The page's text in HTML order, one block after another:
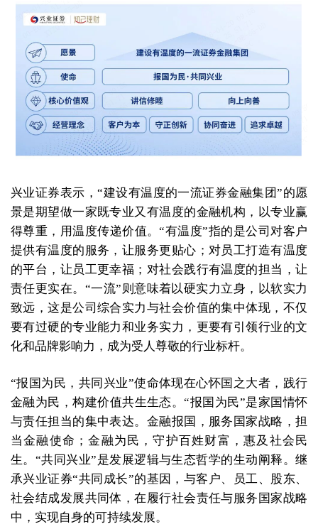
兴业证券表示，“建设有温度的一流证券金融集团”的愿
景是期望做一家既专业又有温度的金融机构，以专业赢
得尊重，用温度传递价值。“有温度”指的是公司对客户
提供有温度的服务，让服务更贴心；对员工打造有温度
的平台，让员工更幸福；对社会践行有温度的担当，让
责任更实在。“一流”则意味着以硬实力立身，以软实力
致远，这是公司综合实力与社会价值的集中体现，不仅
要有过硬的专业能力和业务实力，更要有引领行业的文
化和品牌影响力，成为受人尊敬的行业标杆。
“报国为民，共同兴业”使命体现在心怀国之大者，践行
金融为民，构建价值共生生态。“报国为民”是家国情怀
与责任担当的集中表达。金融报国，服务国家战略，担
当金融使命；金融为民，守护百姓财富，惠及社会民
生。“共同兴业”是发展逻辑与生态哲学的生动阐释。继
承兴业证券“共同成长”的基因，与客户、员工、股东、
社会结成发展共同体，在履行社会责任与服务国家战略
中，实现自身的可持续发展。